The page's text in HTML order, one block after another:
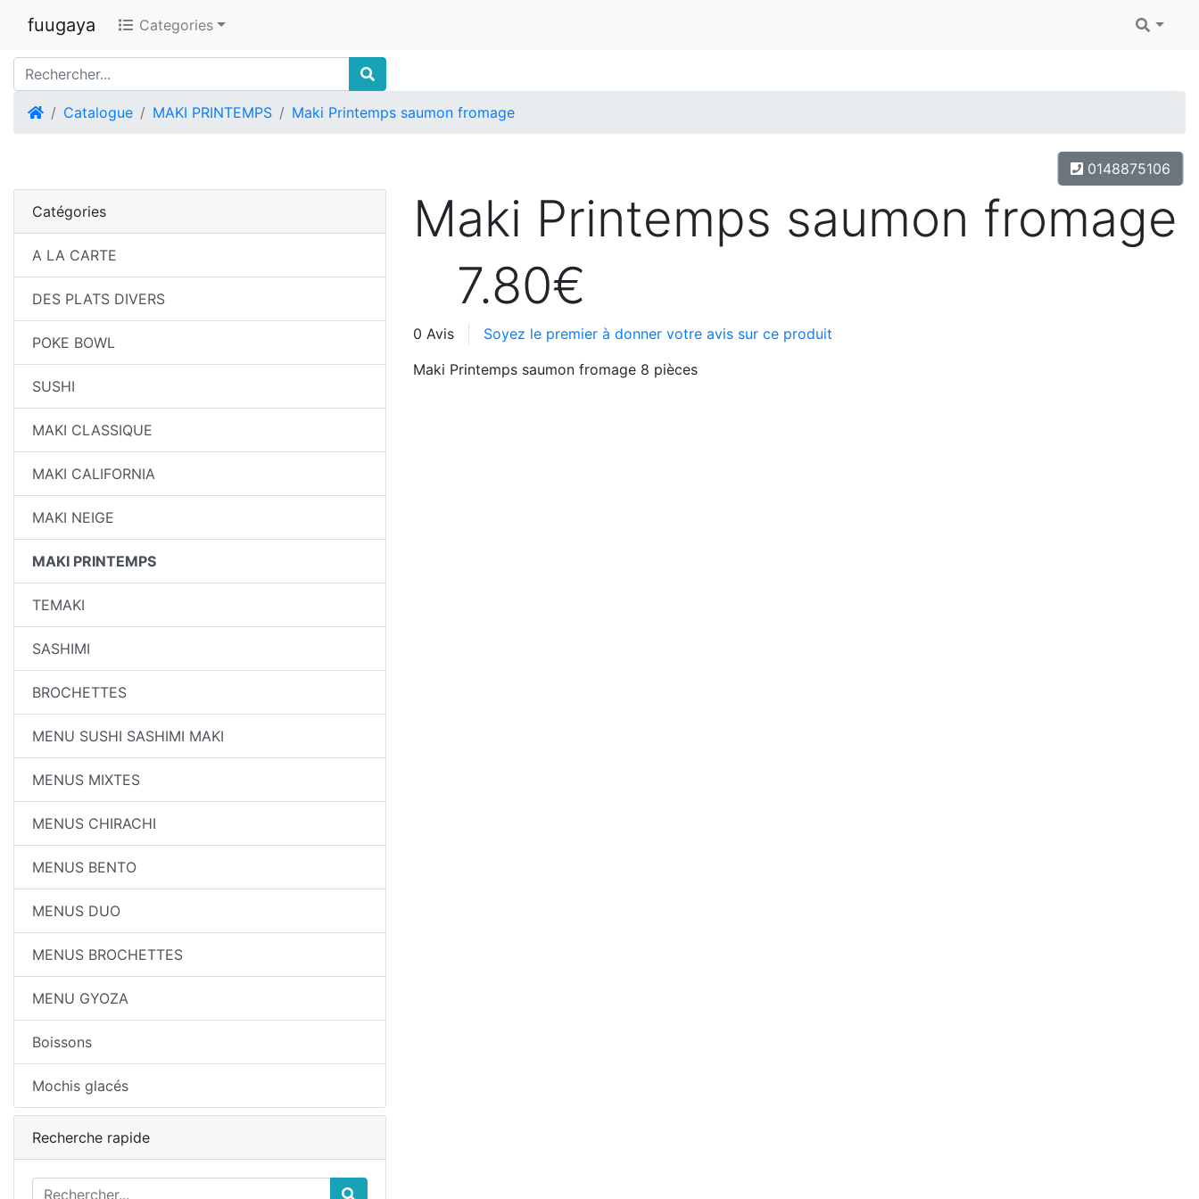
fuugaya Categories
Accueil
Catalogue MAKI PRINTEMPS Maki Printemps saumon fromage
0148875106
Maki Printemps saumon fromage
7.80€
0 Avis
Soyez le premier à donner votre avis sur ce produit
Maki Printemps saumon fromage 8 pièces
Catégories
A LA CARTE
DES PLATS DIVERS
POKE BOWL
SUSHI
MAKI CLASSIQUE
MAKI CALIFORNIA
MAKI NEIGE
MAKI PRINTEMPS
TEMAKI
SASHIMI
BROCHETTES
MENU SUSHI SASHIMI MAKI
MENUS MIXTES
MENUS CHIRACHI
MENUS BENTO
MENUS DUO
MENUS BROCHETTES
MENU GYOZA
Boissons
Mochis glacés
Recherche rapide